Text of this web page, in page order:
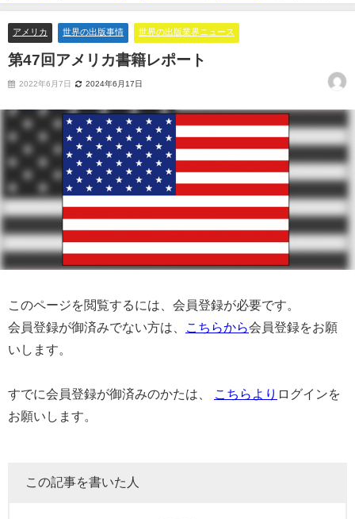
籍レポート
アメリカ 世界の出版事情 世界の出版業界ニュース
第47回アメリカ書籍レポート
2022年6月7日 2024年6月17日
このページを閲覧するには、会員登録が必要です。
会員登録が御済みでない方は、
こちらから会員登録をお願
いします。
すでに会員登録が御済みのかたは、 こちらより ログインを
お願いします。
この記事を書いた人